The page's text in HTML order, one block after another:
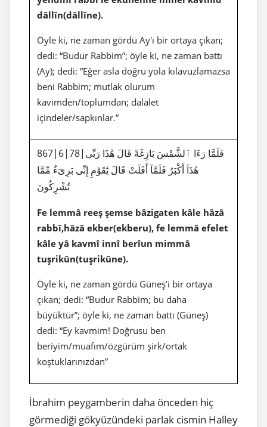
dâllîn(dâllîne).
Öyle ki, ne zaman gördü Ay'ı bir ortaya çıkan;
dedi: “Budur Rabbim”; öyle ki, ne zaman battı
(Ay); dedi: “Eğer asla doğru yola kılavuzlamazsa
beni Rabbim; mutlak olurum
kavimden/toplumdan; dalalet
içindeler/sapkınlar.”
867|6|78|فَلَمَّا رَءَا ٱلشَّمْسَ بَازِغَةً قَالَ هَٰذَا رَبِّى
هَٰذَآ أَكْبَرُ فَلَمَّآ أَفَلَتْ قَالَ يَٰقَوْمِ إِنِّى بَرِىٓءٌ مِّمَّا
تُشْرِكُونَ
Fe lemmâ reeş şemse bâzigaten kâle hâzâ
rabbî,hâzâ ekber(ekberu), fe lemmâ efelet
kâle yâ kavmî innî berîun mimmâ
tuşrikûn(tuşrikûne).
Öyle ki, ne zaman gördü Güneş’i bir ortaya
çıkan; dedi: “Budur Rabbim; bu daha
büyüktür”; öyle ki, ne zaman battı (Güneş)
dedi: “Ey kavmim! Doğrusu ben
beriyim/muafım/özgürüm şirk/ortak
koştuklarınızdan”
İbrahim peygamberin daha önceden hiç
görmediği gökyüzündeki parlak cismin Halley